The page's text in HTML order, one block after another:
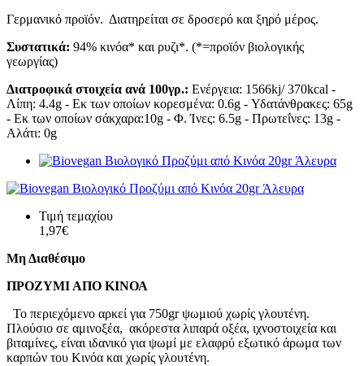
Γερμανικό προϊόν. Διατηρείται σε δροσερό και ξηρό μέρος.
Συστατικά: 94% κινόα* και ρυζι*. (*=προϊόν βιολογικής
γεωργίας)
Διατροφικά στοιχεία ανά 100γρ.: Ενέργεια: 1566kj/ 370kcal -
Λίπη: 4.4g - Εκ των οποίων κορεσμένα: 0.6g - Υδατάνθρακες: 65g
- Εκ των οποίων σάκχαρα:10g - Φ. Ίνες: 6.5g - Πρωτεΐνες: 13g -
Αλάτι: 0g
Τιμή τεμαχίου
1,97€
Μη Διαθέσιμο
ΠΡΟΖΥΜΙ ΑΠΟ ΚΙΝΟΑ
Το περιεχόμενο αρκεί για 750gr ψωμιού χωρίς γλουτένη.
Πλούσιο σε αμινοξέα, ακόρεστα λιπαρά οξέα, ιχνοστοιχεία και
βιταμίνες, είναι ιδανικό για ψωμί με ελαφρύ εξωτικό άρωμα των
καρπών του Κινόα και χωρίς γλουτένη.